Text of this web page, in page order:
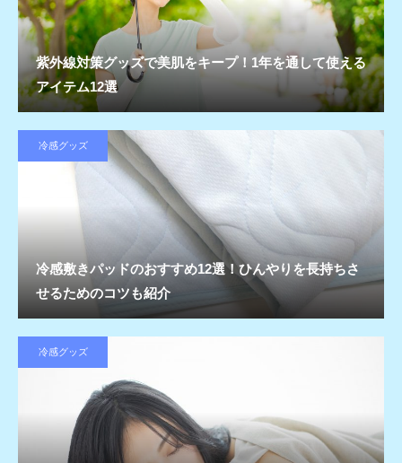
紫外線対策グッズで美肌をキープ！1年を通して使える
アイテム12選
冷感グッズ
冷感敷きパッドのおすすめ12選！ひんやりを長持ちさ
せるためのコツも紹介
冷感グッズ